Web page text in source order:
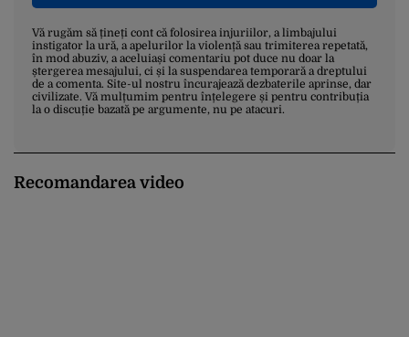
Vă rugăm să țineți cont că folosirea injuriilor, a limbajului
instigator la ură, a apelurilor la violență sau trimiterea repetată,
în mod abuziv, a aceluiași comentariu pot duce nu doar la
ștergerea mesajului, ci și la suspendarea temporară a dreptului
de a comenta. Site-ul nostru încurajează dezbaterile aprinse, dar
civilizate. Vă mulțumim pentru înțelegere și pentru contribuția
la o discuție bazată pe argumente, nu pe atacuri.
Recomandarea video